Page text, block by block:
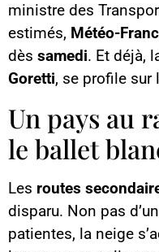
ministre des
estimés, Météo-
dès samedi. Et déjà,
Goretti, se profile sur
Un pays au
le ballet
Les routes
disparu. Non pas
patientes, la neige